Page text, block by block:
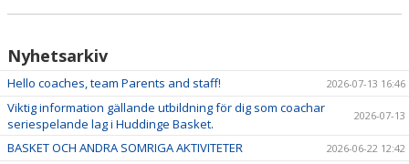
HALLAR
HUDDINGE BASKET ÅRSKALENDER
H.A.N.G FLEMINGSBERG
FRITIDSKORTET
Nyhetsarkiv
Hello coaches, team Parents and staff! 2026-07-13 16:46
Viktig information gällande utbildning för dig som coachar
seriespelande lag i Huddinge Basket.
2026-07-13
BASKET OCH ANDRA SOMRIGA AKTIVITETER 2026-06-22 12:42